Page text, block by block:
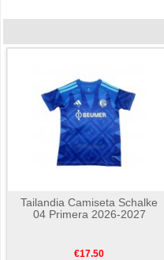
Tailandia Camiseta Schalke
04 Primera 2026-2027
€17.50